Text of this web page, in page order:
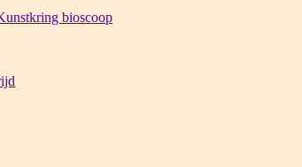
bioscoop